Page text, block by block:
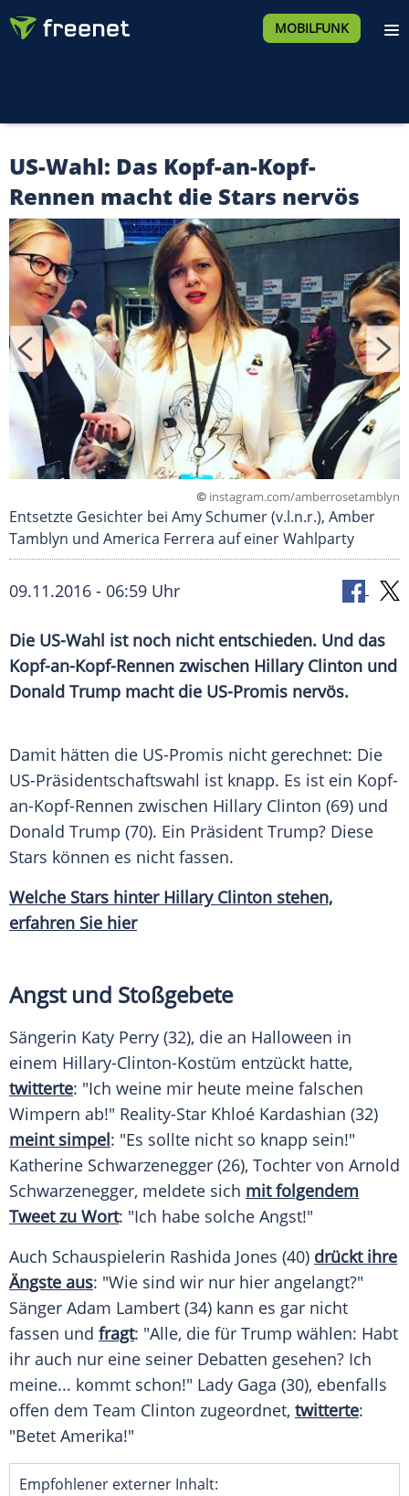
MOBILFUNK
US-Wahl: Das Kopf-an-Kopf-
Rennen macht die Stars nervös
© instagram.com/amberrosetamblyn
Entsetzte Gesichter bei Amy Schumer (v.l.n.r.), Amber
Tamblyn und America Ferrera auf einer Wahlparty
09.11.2016 - 06:59 Uhr
Die US-Wahl ist noch nicht entschieden. Und das
Kopf-an-Kopf-Rennen zwischen Hillary Clinton und
Donald Trump macht die US-Promis nervös.
Damit hätten die US-Promis nicht gerechnet: Die
US-Präsidentschaftswahl ist knapp. Es ist ein Kopf-
an-Kopf-Rennen zwischen Hillary Clinton (69) und
Donald Trump (70). Ein Präsident Trump? Diese
Stars können es nicht fassen.
Welche Stars hinter Hillary Clinton stehen,
erfahren Sie hier
Angst und Stoßgebete
Sängerin Katy Perry (32), die an Halloween in
einem Hillary-Clinton-Kostüm entzückt hatte,
twitterte: "Ich weine mir heute meine falschen
Wimpern ab!" Reality-Star Khloé Kardashian (32)
meint simpel: "Es sollte nicht so knapp sein!"
Katherine Schwarzenegger (26), Tochter von Arnold
Schwarzenegger, meldete sich mit folgendem
Tweet zu Wort: "Ich habe solche Angst!"
Auch Schauspielerin Rashida Jones (40) drückt ihre
Ängste aus: "Wie sind wir nur hier angelangt?"
Sänger Adam Lambert (34) kann es gar nicht
fassen und fragt: "Alle, die für Trump wählen: Habt
ihr auch nur eine seiner Debatten gesehen? Ich
meine... kommt schon!" Lady Gaga (30), ebenfalls
offen dem Team Clinton zugeordnet, twitterte:
"Betet Amerika!"
Empfohlener externer Inhalt: